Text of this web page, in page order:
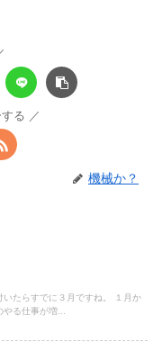
る
機械か？
たらすでに３月ですね。 １月か
る仕事が増...